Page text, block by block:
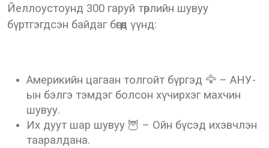
Йеллоустоунд 300 гаруй төрлийн шувуу
бүртгэгдсэн байдаг бөгөөд үүнд:
Америкийн цагаан толгойт бүргэд 🦅 – АНУ-
ын бэлгэ тэмдэг болсон хүчирхэг махчин
шувуу.
Их дуут шар шувуу 🦉 – Ойн бүсэд ихэвчлэн
тааралдана.